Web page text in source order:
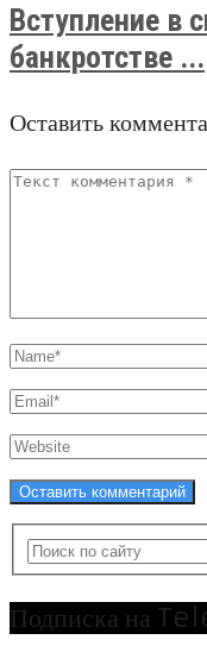
Вступление в
банкротстве ...
Оставить
Подписка на